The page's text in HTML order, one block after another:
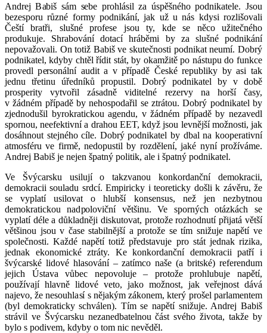
Andrej Babiš sám sebe prohlásil za úspěšného podnikatele. Jsou
bezesporu různé formy podnikání, jak už u nás kdysi rozlišovali
Čeští bratři, slušné profese jsou ty, kde se něco užitečného
produkuje. Shrabování dotací hráběmi by za slušné podnikání
nepovažovali. On totiž Babiš ve skutečnosti podnikat neumí. Dobrý
podnikatel, kdyby chtěl řídit stát, by okamžitě po nástupu do funkce
provedl personální audit a v případě České republiky by asi tak
jednu třetinu úředníků propustil. Dobrý podnikatel by v době
prosperity vytvořil zásadně viditelné rezervy na horší časy,
v žádném případě by nehospodařil se ztrátou. Dobrý podnikatel by
zjednodušil byrokratickou agendu, v žádném případě by nezavedl
spornou, neefektivní a drahou EET, když jsou levnější možnosti, jak
dosáhnout stejného cíle. Dobrý podnikatel by dbal na kooperativní
atmosféru ve firmě, nedopustil by rozdělení, jaké nyní prožíváme.
Andrej Babiš je nejen špatný politik, ale i špatný podnikatel.
Ve Švýcarsku usilují o takzvanou konkordanční demokracii,
demokracii souladu srdcí. Empiricky i teoreticky došli k závěru, že
se vyplatí usilovat o hlubší konsensus, než jen nezbytnou
demokratickou nadpoloviční většinu. Ve sporných otázkách se
vyplatí déle a důkladněji diskutovat, protože rozhodnutí přijatá větší
většinou jsou v čase stabilnější a protože se tím snižuje napětí ve
společnosti. Každé napětí totiž představuje pro stát jednak rizika,
jednak ekonomické ztráty. Ke konkordanční demokracii patří i
švýcarské lidové hlasování – zatímco naše (a britské) referendum
jejich Ústava vůbec nepovoluje – protože prohlubuje napětí,
používají hlavně lidové veto, jako možnost, jak veřejnost dává
najevo, že nesouhlasí s nějakým zákonem, který prošel parlamentem
(byl demokraticky schválen). Tím se napětí snižuje. Andrej Babiš
strávil ve Švýcarsku nezanedbatelnou část svého života, takže by
bylo s podivem, kdyby o tom nic nevěděl.